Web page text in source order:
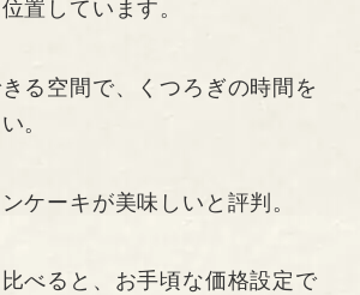
置しています。
る空間で、くつろぎの時間を
。
ケーキが美味しいと評判。
べると、お手頃な価格設定で